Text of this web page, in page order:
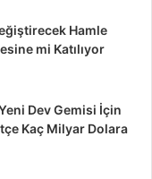
Hamle
mi Katılıyor
Dev Gemisi İçin
Kaç Milyar Dolara